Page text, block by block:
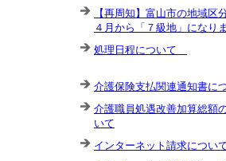
【再周知】富山市の地域区
４月から「７級地」になり
処理日程について
介護保険支払関連通知書に
介護職員処遇改善加算総額
いて
インターネット請求につい